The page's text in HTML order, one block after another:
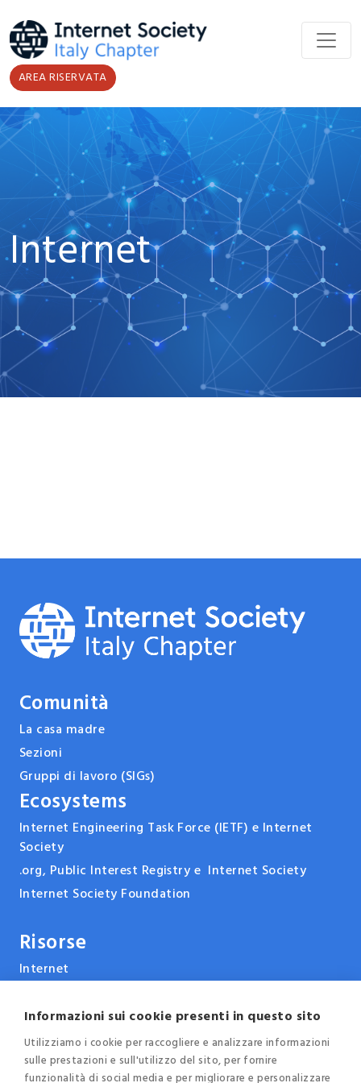
AREA RISERVATA
Internet
Comunità
La casa madre
Sezioni
Gruppi di lavoro (SIGs)
Ecosystems
Internet Engineering Task Force (IETF) e Internet
Society
.org, Public Interest Registry e Internet Society
Internet Society Foundation
Risorse
Internet
Tecnologie
Report, pubblicazioni e documenti
Eventi e conferenze
Informazioni sui cookie presenti in questo sito
Utilizziamo i cookie per raccogliere e analizzare informazioni
sulle prestazioni e sull'utilizzo del sito, per fornire
funzionalità di social media e per migliorare e personalizzare